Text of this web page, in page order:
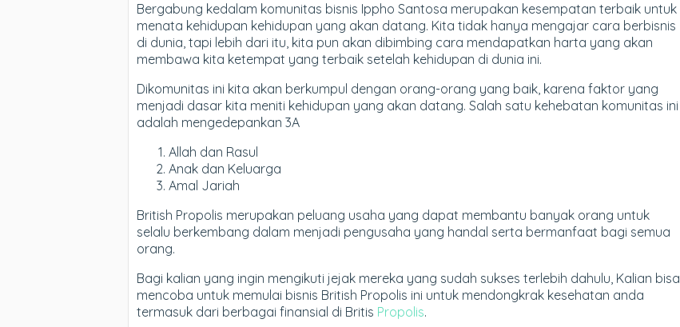
Bergabung kedalam komunitas bisnis Ippho Santosa merupakan kesempatan terbaik untuk
menata kehidupan kehidupan yang akan datang. Kita tidak hanya mengajar cara berbisnis
di dunia, tapi lebih dari itu, kita pun akan dibimbing cara mendapatkan harta yang akan
membawa kita ketempat yang terbaik setelah kehidupan di dunia ini.
Dikomunitas ini kita akan berkumpul dengan orang-orang yang baik, karena faktor yang
menjadi dasar kita meniti kehidupan yang akan datang. Salah satu kehebatan komunitas ini
adalah mengedepankan 3A
Allah dan Rasul
Anak dan Keluarga
Amal Jariah
British Propolis merupakan peluang usaha yang dapat membantu banyak orang untuk
selalu berkembang dalam menjadi pengusaha yang handal serta bermanfaat bagi semua
orang.
Bagi kalian yang ingin mengikuti jejak mereka yang sudah sukses terlebih dahulu, Kalian bisa
mencoba untuk memulai bisnis British Propolis ini untuk mendongkrak kesehatan anda
termasuk dari berbagai finansial di Britis Propolis.